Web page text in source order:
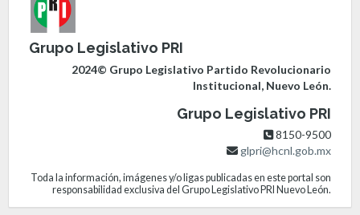
Grupo Legislativo PRI
2024© Grupo Legislativo Partido Revolucionario
Institucional, Nuevo León.
Grupo Legislativo PRI
8150-9500
glpri@hcnl.gob.mx
Toda la información, imágenes y/o ligas publicadas en este portal son
responsabilidad exclusiva del Grupo Legislativo PRI Nuevo León.